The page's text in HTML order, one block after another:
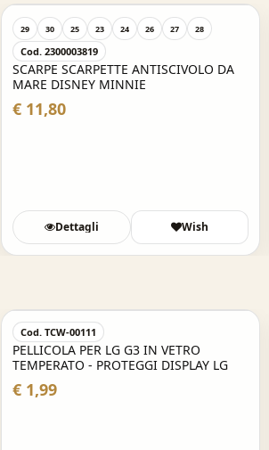
29 30 25 23 24 26 27 28
Cod. 2300003819
SCARPE SCARPETTE ANTISCIVOLO DA
MARE DISNEY MINNIE
€ 11,80
Dettagli Wish
Cod. TCW-00111
PELLICOLA PER LG G3 IN VETRO
TEMPERATO - PROTEGGI DISPLAY LG
€ 1,99